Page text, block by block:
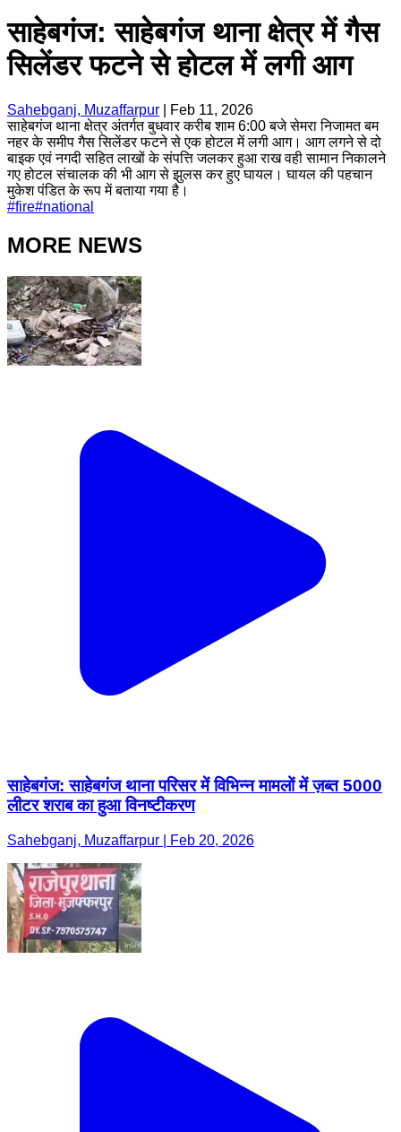
साहेबगंज: साहेबगंज थाना क्षेत्र में गैस
सिलेंडर फटने से होटल में लगी आग
Sahebganj, Muzaffarpur
Feb 11, 2026
साहेबगंज थाना क्षेत्र अंतर्गत बुधवार करीब शाम 6:00 बजे सेमरा निजामत बम
नहर के समीप गैस सिलेंडर फटने से एक होटल में लगी आग। आग लगने से दो
बाइक एवं नगदी सहित लाखों के संपत्ति जलकर हुआ राख वही सामान निकालने
गए होटल संचालक की भी आग से झुलस कर हुए घायल। घायल की पहचान
मुकेश पंडित के रूप में बताया गया है।
#fire#national
MORE NEWS
साहेबगंज: साहेबगंज थाना परिसर में विभिन्न मामलों में ज़ब्त 5000
लीटर शराब का हुआ विनष्टीकरण
Sahebganj, Muzaffarpur | Feb 20, 2026